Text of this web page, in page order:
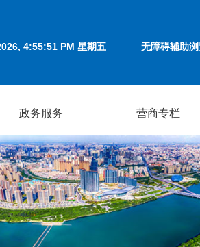
无障碍辅助
4:55:51 PM 星期五
政务服务 营商专栏